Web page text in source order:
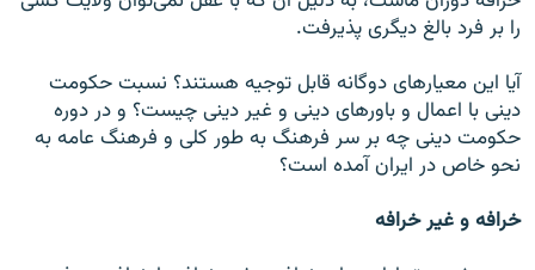
را بر فرد بالغ دیگری پذیرفت.
آیا این معیارهای دوگانه قابل توجیه هستند؟ نسبت حکومت
دینی با اعمال و باورهای دینی و غیر دینی چیست؟ و در دوره
حکومت دینی چه بر سر فرهنگ به طور کلی و فرهنگ عامه به
نحو خاص در ایران آمده است؟
خرافه و غیر خرافه